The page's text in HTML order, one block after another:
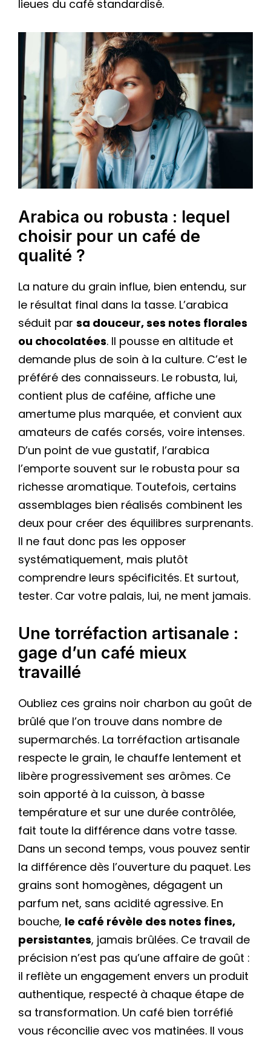
lieues du café standardisé.
Arabica ou robusta : lequel
choisir pour un café de
qualité ?
La nature du grain influe, bien entendu, sur
le résultat final dans la tasse. L’arabica
séduit par sa douceur, ses notes florales
ou chocolatées. Il pousse en altitude et
demande plus de soin à la culture. C’est le
préféré des connaisseurs. Le robusta, lui,
contient plus de caféine, affiche une
amertume plus marquée, et convient aux
amateurs de cafés corsés, voire intenses.
D’un point de vue gustatif, l’arabica
l’emporte souvent sur le robusta pour sa
richesse aromatique. Toutefois, certains
assemblages bien réalisés combinent les
deux pour créer des équilibres surprenants.
Il ne faut donc pas les opposer
systématiquement, mais plutôt
comprendre leurs spécificités. Et surtout,
tester. Car votre palais, lui, ne ment jamais.
Une torréfaction artisanale :
gage d’un café mieux
travaillé
Oubliez ces grains noir charbon au goût de
brûlé que l’on trouve dans nombre de
supermarchés. La torréfaction artisanale
respecte le grain, le chauffe lentement et
libère progressivement ses arômes. Ce
soin apporté à la cuisson, à basse
température et sur une durée contrôlée,
fait toute la différence dans votre tasse.
Dans un second temps, vous pouvez sentir
la différence dès l’ouverture du paquet. Les
grains sont homogènes, dégagent un
parfum net, sans acidité agressive. En
bouche, le café révèle des notes fines,
persistantes, jamais brûlées. Ce travail de
précision n’est pas qu’une affaire de goût :
il reflète un engagement envers un produit
authentique, respecté à chaque étape de
sa transformation. Un café bien torréfié
vous réconcilie avec vos matinées. Il vous